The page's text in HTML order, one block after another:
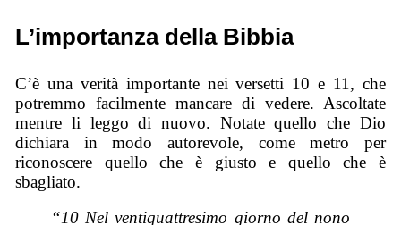
L’importanza della Bibbia
C’è una verità importante nei versetti 10 e 11, che
potremmo facilmente mancare di vedere. Ascoltate
mentre li leggo di nuovo. Notate quello che Dio
dichiara in modo autorevole, come metro per
riconoscere quello che è giusto e quello che è
sbagliato.
“10 Nel ventiquattresimo giorno del nono